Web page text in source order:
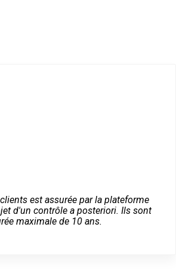
est assurée par la plateforme
d'un contrôle a posteriori. Ils sont
maximale de 10 ans.